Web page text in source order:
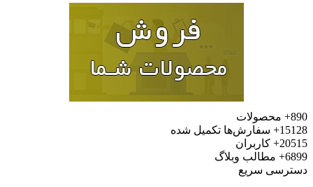
محصولات
سفارش‌ها تکمیل شده
کاربران
مطالب وبلاگ
سریع